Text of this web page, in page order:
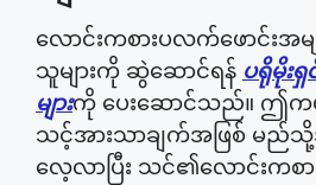
လောင်းကစားပလက်ဖောင်းအမ
သူများကို ဆွဲဆောင်ရန် ပရိုမိုးရှ
များကို ပေးဆောင်သည်။ ဤကမ်
သင့်အားသာချက်အဖြစ် မည်
လေ့လာပြီး သင်၏လောင်းက